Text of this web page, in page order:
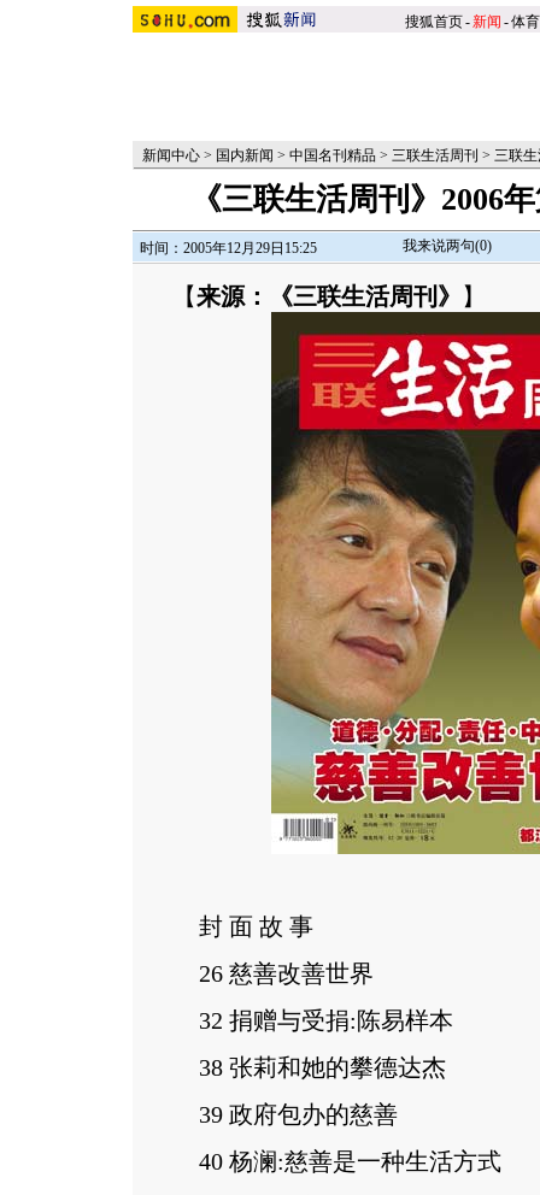
搜狐首页-新闻 -体育
新闻中心 > 国内新闻 > 中国名刊精品 > 三联生活周刊 > 三联
《三联生活周刊》2006
时间：2005年12月29日15:25 我来说两句(0)
【来源：《三联生活周刊》 】
封 面 故 事
26 慈善改善世界
32 捐赠与受捐:陈易样本
38 张莉和她的攀德达杰
39 政府包办的慈善
40 杨澜:慈善是一种生活方式